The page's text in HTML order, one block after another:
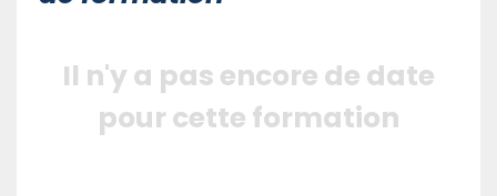
Il n'y a pas encore de date
pour cette formation